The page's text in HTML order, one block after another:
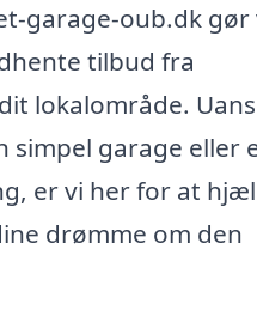
garage-oub.dk gør
tilbud fra
lokalområde.
simpel garage eller
er vi her for at
drømme om den